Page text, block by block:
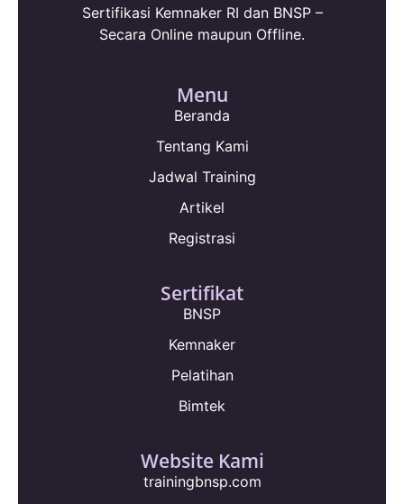
Sertifikasi Kemnaker RI dan BNSP –
Secara Online maupun Offline.
Menu
Beranda
Tentang Kami
Jadwal Training
Artikel
Registrasi
Sertifikat
BNSP
Kemnaker
Pelatihan
Bimtek
Website Kami
trainingbnsp.com